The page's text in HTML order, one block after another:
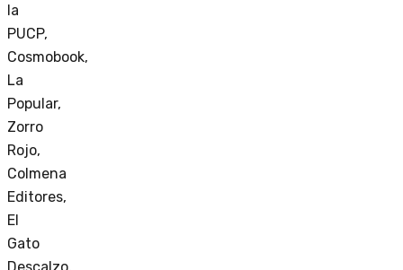
la
PUCP,
Cosmobook,
La
Popular,
Zorro
Rojo,
Colmena
Editores,
El
Gato